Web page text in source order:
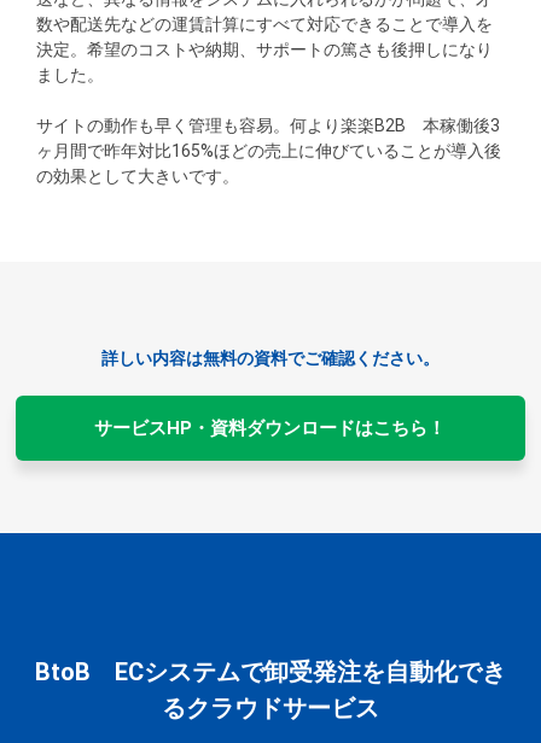
数や配送先などの運賃計算にすべて対応できることで導入を
決定。希望のコストや納期、サポートの篤さも後押しになり
ました。
サイトの動作も早く管理も容易。何より楽楽B2B 本稼働後3
ヶ月間で昨年対比165%ほどの売上に伸びていることが導入後
の効果として大きいです。
詳しい内容は無料の資料でご確認ください。
サービスHP・資料ダウンロードはこちら！
BtoB ECシステムで卸受発注を自動化でき
るクラウドサービス